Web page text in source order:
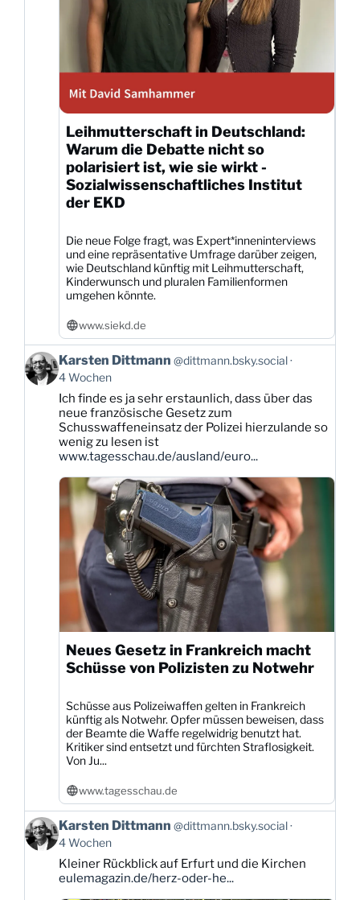
Leihmutterschaft in Deutschland:
Warum die Debatte nicht so
polarisiert ist, wie sie wirkt -
Sozialwissenschaftliches Institut
der EKD
Die neue Folge fragt, was Expert*inneninterviews
und eine repräsentative Umfrage darüber zeigen,
wie Deutschland künftig mit Leihmutterschaft,
Kinderwunsch und pluralen Familienformen
umgehen könnte.
www.siekd.de
Beitrag
von
Karsten
Dittmann
Bluesky
ansehen
Karsten Dittmann @dittmann.bsky.social
4 Wochen
Ich finde es ja sehr erstaunlich, dass über das
neue französische Gesetz zum
Schusswaffeneinsatz der Polizei hierzulande so
wenig zu lesen ist
www.tagesschau.de/ausland/euro...
Neues Gesetz in Frankreich macht
Schüsse von Polizisten zu Notwehr
Schüsse aus Polizeiwaffen gelten in Frankreich
künftig als Notwehr. Opfer müssen beweisen, dass
der Beamte die Waffe regelwidrig benutzt hat.
Kritiker sind entsetzt und fürchten Straflosigkeit.
Von Ju...
www.tagesschau.de
Beitrag
von
Karsten
Dittmann
Bluesky
Karsten Dittmann @dittmann.bsky.social
4 Wochen
Kleiner Rückblick auf Erfurt und die Kirchen
eulemagazin.de/herz-oder-he...